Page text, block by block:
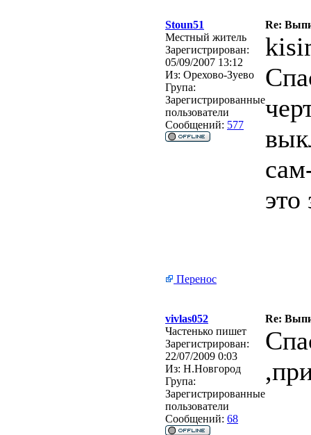
Stoun51
Re:
Местный житель
Зарегистрирован:
05/09/2007 13:12
Из: Орехово-Зуево
Група:
Зарегистрированные
пользователи
Сообщений: 577
Перенос
vivlas052
Re:
Частенько пишет
Зарегистрирован:
22/07/2009 0:03
Из: Н.Новгород
Група:
Зарегистрированные
пользователи
Сообщений: 68